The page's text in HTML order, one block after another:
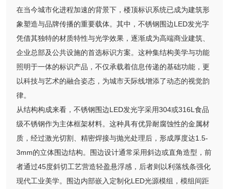
在当今城市化进程加速的背景下，楼顶标识系统已成为建筑形
象塑造与品牌传播的重要载体。其中，不锈钢围边LED发光字
凭借其独特的材质特性与光学效果，逐渐成为高端商业建筑、
企业总部及公共设施的首选标识方案。这种集结构美学与功能
照明于一体的标识产品，不仅承载着信息传递的基础功能，更
以科技与艺术的融合姿态，为城市天际线增添了动态的视觉韵
律。
从结构构成来看，不锈钢围边LED发光字采用304或316L食品
级不锈钢作为主体框架材料。这种具有优异耐腐蚀性的金属材
质，经过激光切割、精密焊接与抛光处理后，形成厚度达1.5-
3mm的立体围边结构。围边设计通常采用斜边或直角造型，前
者通过45度斜切工艺营造轻盈悬浮感，后者则以利落线条强化
现代工业美学。围边内部嵌入定制化LED光源模组，模组间距